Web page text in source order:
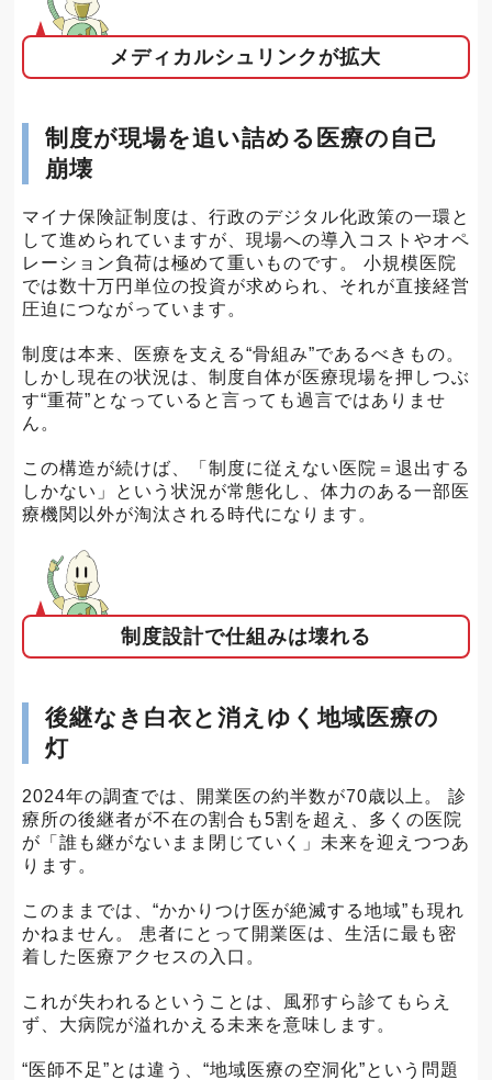
メディカルシュリンクが拡大
制度が現場を追い詰める医療の自己
崩壊
マイナ保険証制度は、行政のデジタル化政策の一環と
して進められていますが、現場への導入コストやオペ
レーション負荷は極めて重いものです。 小規模医院
では数十万円単位の投資が求められ、それが直接経営
圧迫につながっています。
制度は本来、医療を支える“骨組み”であるべきもの。
しかし現在の状況は、制度自体が医療現場を押しつぶ
す“重荷”となっていると言っても過言ではありませ
ん。
この構造が続けば、「制度に従えない医院＝退出する
しかない」という状況が常態化し、体力のある一部医
療機関以外が淘汰される時代になります。
制度設計で仕組みは壊れる
後継なき白衣と消えゆく地域医療の
灯
2024年の調査では、開業医の約半数が70歳以上。 診
療所の後継者が不在の割合も5割を超え、多くの医院
が「誰も継がないまま閉じていく」未来を迎えつつあ
ります。
このままでは、“かかりつけ医が絶滅する地域”も現れ
かねません。 患者にとって開業医は、生活に最も密
着した医療アクセスの入口。
これが失われるということは、風邪すら診てもらえ
ず、大病院が溢れかえる未来を意味します。
“医師不足”とは違う、“地域医療の空洞化”という問題